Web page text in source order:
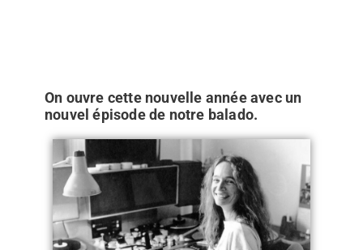
On ouvre cette nouvelle année avec un
nouvel épisode de notre balado.